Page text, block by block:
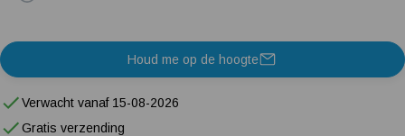
Houd me op de hoogte
Verwacht vanaf 15-08-2026
Gratis verzending